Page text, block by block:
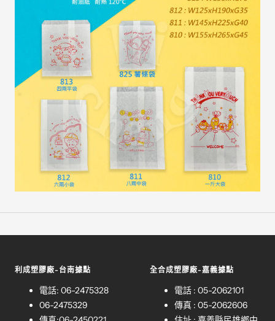
利成塑膠廠-台南據點
電話: 06-2475328
06-2475329
全合成塑膠廠-嘉義據點
電話 : 05-2062101
傳真 : 05-2062606